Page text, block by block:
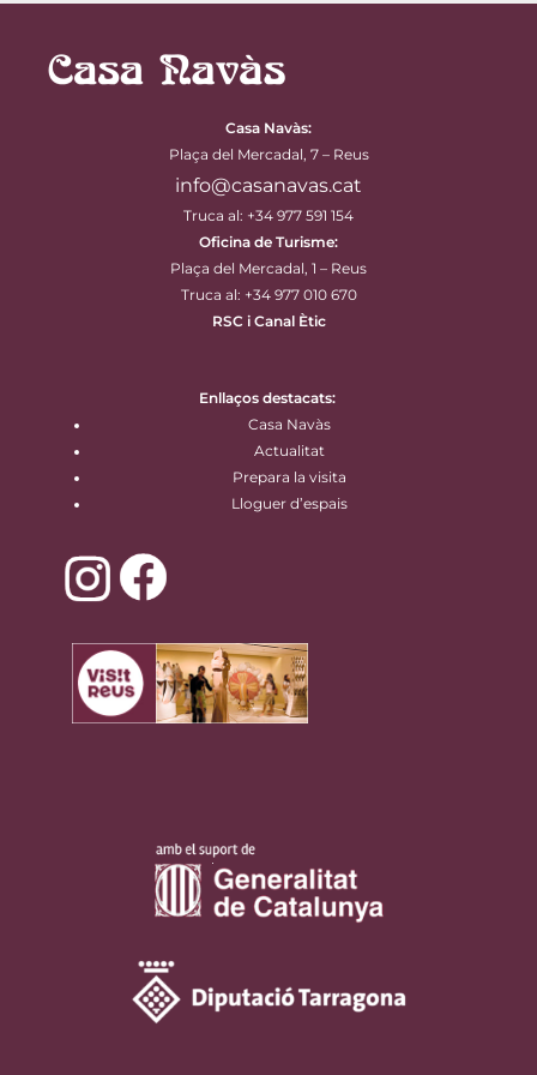
Casa Navàs:
Plaça del Mercadal, 7 – Reus
info@casanavas.cat
Truca al: +34 977 591 154
Oficina de Turisme:
Plaça del Mercadal, 1 – Reus
Truca al: +34 977 010 670
RSC i Canal Ètic
Enllaços destacats:
Casa Navàs
Actualitat
Prepara la visita
Lloguer d’espais